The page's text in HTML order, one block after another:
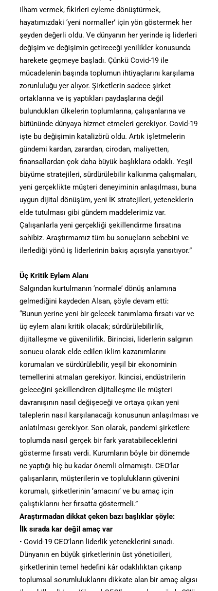
ilham vermek, fikirleri eyleme dönüştürmek,
hayatımızdaki ‘yeni normaller’ için yön göstermek her
şeyden değerli oldu. Ve dünyanın her yerinde iş liderleri
değişim ve değişimin getireceği yenilikler konusunda
harekete geçmeye başladı. Çünkü Covid-19 ile
mücadelenin başında toplumun ihtiyaçlarını karşılama
zorunluluğu yer alıyor. Şirketlerin sadece şirket
ortaklarına ve iş yaptıkları paydaşlarına değil
bulundukları ülkelerin toplumlarına, çalışanlarına ve
bütününde dünyaya hizmet etmeleri gerekiyor. Covid-19
işte bu değişimin katalizörü oldu. Artık işletmelerin
gündemi kardan, zarardan, cirodan, maliyetten,
finansallardan çok daha büyük başlıklara odaklı. Yeşil
büyüme stratejileri, sürdürülebilir kalkınma çalışmaları,
yeni gerçeklikte müşteri deneyiminin anlaşılması, buna
uygun dijital dönüşüm, yeni İK stratejileri, yeteneklerin
elde tutulması gibi gündem maddelerimiz var.
Çalışanlarla yeni gerçekliği şekillendirme fırsatına
sahibiz. Araştırmamız tüm bu sonuçların sebebini ve
ilerlediği yönü iş liderlerinin bakış açısıyla yansıtıyor.”
Üç Kritik Eylem Alanı
Salgından kurtulmanın ‘normale’ dönüş anlamına
gelmediğini kaydeden Alsan, şöyle devam etti:
“Bunun yerine yeni bir gelecek tanımlama fırsatı var ve
üç eylem alanı kritik olacak; sürdürülebilirlik,
dijitalleşme ve güvenilirlik. Birincisi, liderlerin salgının
sonucu olarak elde edilen iklim kazanımlarını
korumaları ve sürdürülebilir, yeşil bir ekonominin
temellerini atmaları gerekiyor. İkincisi, endüstrilerin
geleceğini şekillendiren dijitalleşme ile müşteri
davranışının nasıl değişeceği ve ortaya çıkan yeni
taleplerin nasıl karşılanacağı konusunun anlaşılması ve
anlatılması gerekiyor. Son olarak, pandemi şirketlere
toplumda nasıl gerçek bir fark yaratabileceklerini
gösterme fırsatı verdi. Kurumların böyle bir dönemde
ne yaptığı hiç bu kadar önemli olmamıştı. CEO’lar
çalışanların, müşterilerin ve toplulukların güvenini
korumalı, şirketlerinin ‘amacını’ ve bu amaç için
çalıştıklarını her fırsatta göstermeli.”
Araştırmadan dikkat çeken bazı başlıklar şöyle:
İlk sırada kar değil amaç var
• Covid-19 CEO’ların liderlik yeteneklerini sınadı.
Dünyanın en büyük şirketlerinin üst yöneticileri,
şirketlerinin temel hedefini kâr odaklılıktan çıkarıp
toplumsal sorumluluklarını dikkate alan bir amaç algısı